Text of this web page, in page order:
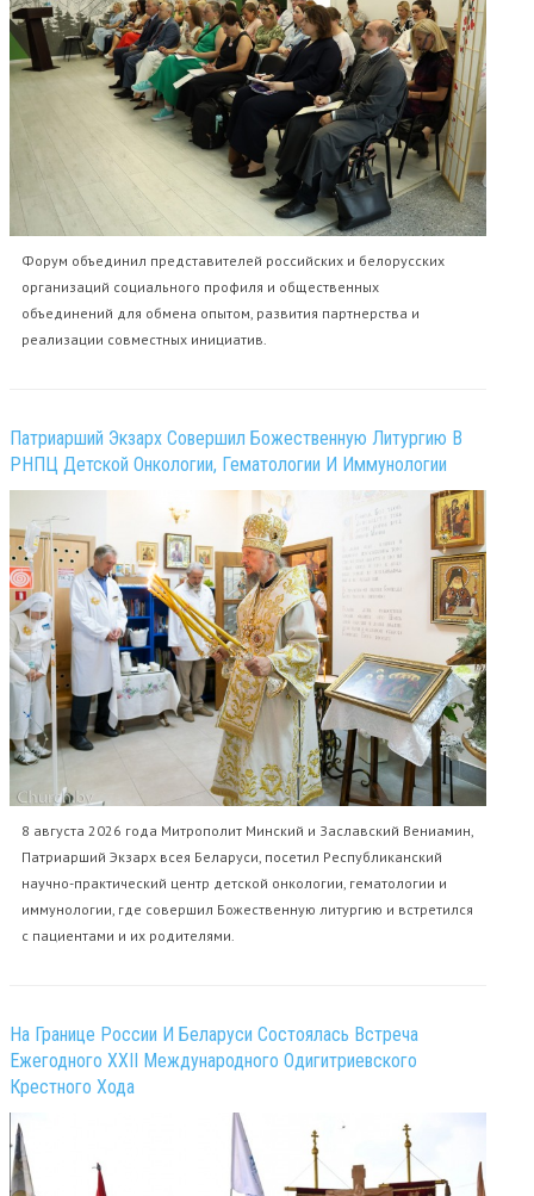
Форум объединил представителей российских и белорусских
организаций социального профиля и общественных
объединений для обмена опытом, развития партнерства и
реализации совместных инициатив.
Патриарший Экзарх Совершил Божественную Литургию В
РНПЦ Детской Онкологии, Гематологии И Иммунологии
8 августа 2026 года Митрополит Минский и Заславский Вениамин,
Патриарший Экзарх всея Беларуси, посетил Республиканский
научно-практический центр детской онкологии, гематологии и
иммунологии, где совершил Божественную литургию и встретился
с пациентами и их родителями.
На Границе России И Беларуси Состоялась Встреча
Ежегодного XXII Международного Одигитриевского
Крестного Хода